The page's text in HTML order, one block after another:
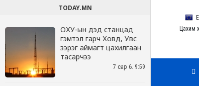
TODAY.MN
ОХУ-ын дэд станцад
гэмтэл гарч Ховд, Увс
зэрэг аймагт цахилгаан
тасарчээ
7 сар 6. 9:59